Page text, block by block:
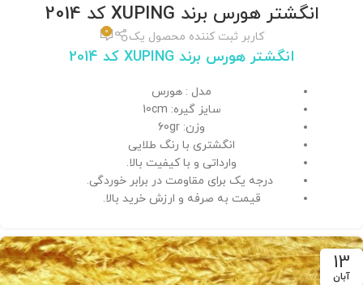
انگشتر هورس برند XUPING کد 2014
کاربر ثبت کننده محصول یک 0
انگشتر هورس برند XUPING کد 2014
مدل : هورس
سایز گیره: 10cm
وزن: 60gr
انگشتری با رنگ طلایی
وارداتی و با کیفیت بالا.
درجه یک برای مقاومت در برابر خوردگی.
قیمت به صرفه و ارزش خرید بالا.
13
آبان